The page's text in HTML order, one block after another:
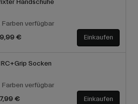
Handschuhe
Farben verfügbar
€
Einkaufen
Socken
Farben verfügbar
€
Einkaufen